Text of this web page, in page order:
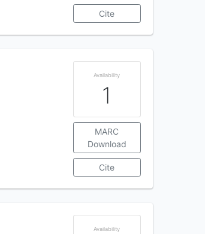
Cite
Availability
1
MARC
Download
Cite
Availability